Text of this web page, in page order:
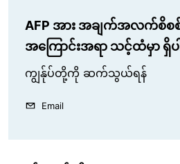
AFP အား အချက်အလက်စိ
အကြောင်းအရာ သင့်ထံမှာ ရှိပ
ကျွန်ုပ်တို့ကို ဆက်သွယ်ရန်
Email